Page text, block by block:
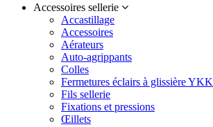
Accessoires sellerie
Accastillage
Accessoires
Aérateurs
Auto-agrippants
Colles
Fermetures éclairs à glissière YKK
Fils sellerie
Fixations et pressions
Œillets